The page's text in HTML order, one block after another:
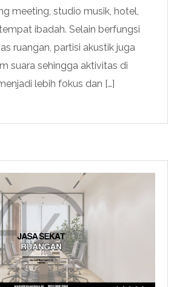
meeting, studio musik, hotel,
ibadah. Selain berfungsi
ruangan, partisi akustik juga
suara sehingga aktivitas di
lebih fokus dan […]